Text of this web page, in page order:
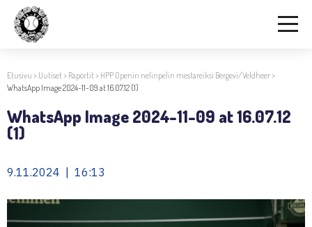
Etusivu > Uutiset> Raportit> HPP Openin nelinpelin mestareiksi Bergevi/Veldheer>
WhatsApp Image 2024-11-09 at 16.07.12 (1)
WhatsApp Image 2024-11-09 at 16.07.12
(1)
9.11.2024 | 16:13